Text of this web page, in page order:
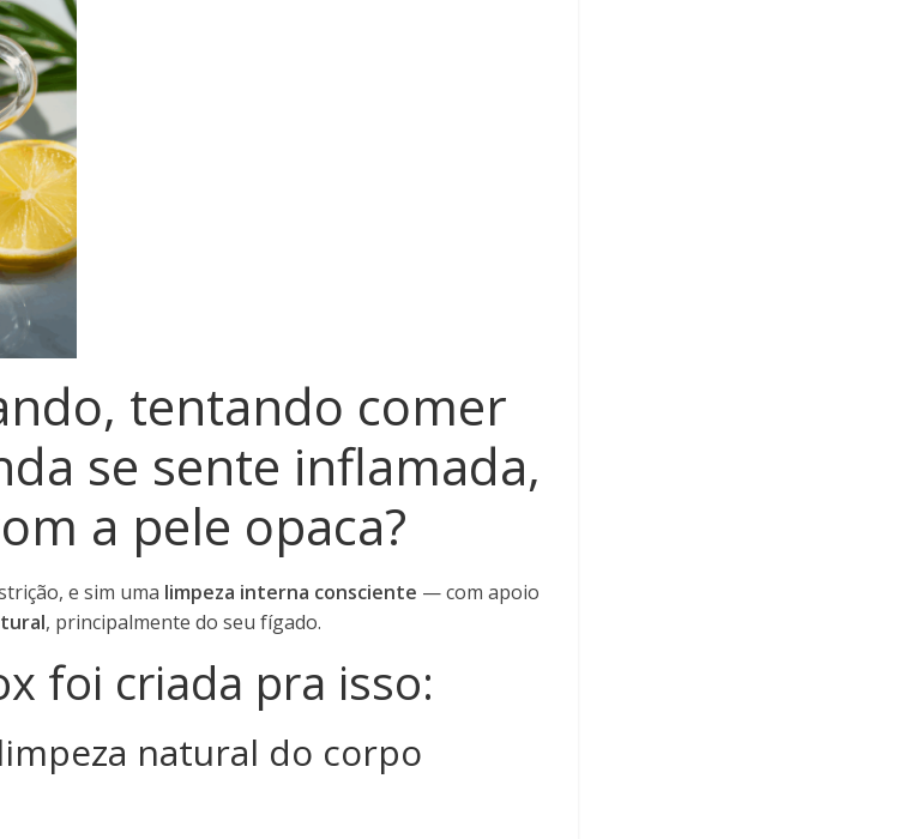
tentando comer
se sente inflamada,
a pele opaca?
e sim uma limpeza interna consciente — com apoio
, principalmente do seu fígado.
foi criada pra isso:
natural do corpo